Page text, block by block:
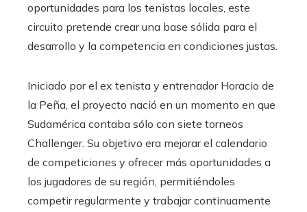
oportunidades para los tenistas locales, este
circuito pretende crear una base sólida para el
desarrollo y la competencia en condiciones justas.
Iniciado por el ex tenista y entrenador Horacio de
la Peña, el proyecto nació en un momento en que
Sudamérica contaba sólo con siete torneos
Challenger. Su objetivo era mejorar el calendario
de competiciones y ofrecer más oportunidades a
los jugadores de su región, permitiéndoles
competir regularmente y trabajar continuamente